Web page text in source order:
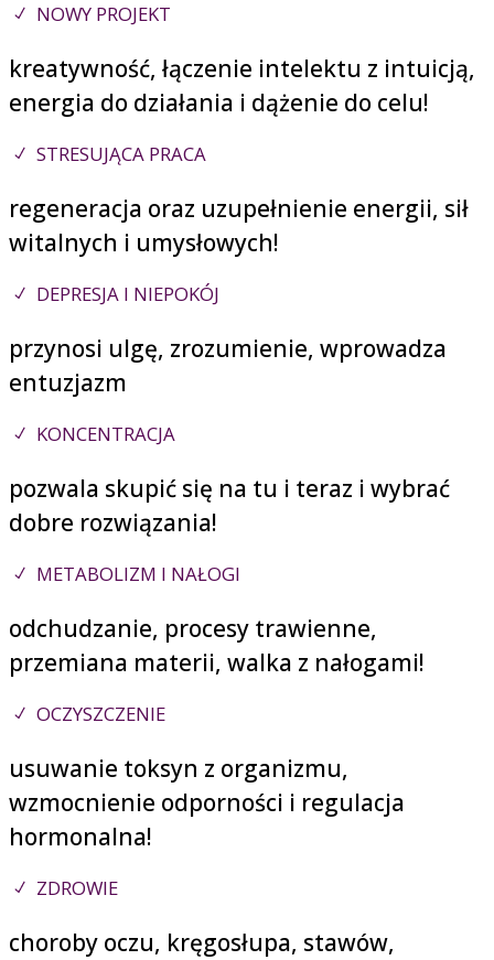
NOWY PROJEKT
kreatywność, łączenie intelektu z intuicją,
energia do działania i dążenie do celu!
STRESUJĄCA PRACA
regeneracja oraz uzupełnienie energii, sił
witalnych i umysłowych!
DEPRESJA I NIEPOKÓJ
przynosi ulgę, zrozumienie, wprowadza
entuzjazm
KONCENTRACJA
pozwala skupić się na tu i teraz i wybrać
dobre rozwiązania!
METABOLIZM I NAŁOGI
odchudzanie, procesy trawienne,
przemiana materii, walka z nałogami!
OCZYSZCZENIE
usuwanie toksyn z organizmu,
wzmocnienie odporności i regulacja
hormonalna!
ZDROWIE
choroby oczu, kręgosłupa, stawów,